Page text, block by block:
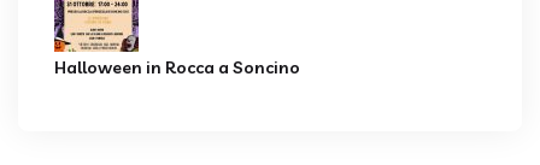
Halloween in Rocca a Soncino